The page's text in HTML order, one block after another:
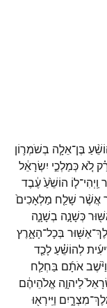
בֶּן־אֵלָ֧ה בְשֹׁמְר֛וֹן
לֹ֚אכְּמַלְכֵ֣י יִשְׂרָאֵ֔ל
וַֽיְהִי־ל֤וֹ הוֹשֵׁ֙עַ֙עֶ֔בֶד
אֲשֶׁ֨ר שָׁלַ֤ח מַלְאָכִים֙
כְּשָׁנָ֣ה בְשָׁנָ֑ה
אַשּׁ֖וּר בְּכָל־הָאָ֑רֶץ
לְהוֹשֵׁ֗עַלָכַ֤ד
וַיֹּ֨שֶׁבאֹתָ֜ם בַּחְלַ֧ח
לַיהוָ֣ה אֱלֹהֵיהֶ֔ם
מִצְרָ֑יִם וַיִּֽירְא֖וּ